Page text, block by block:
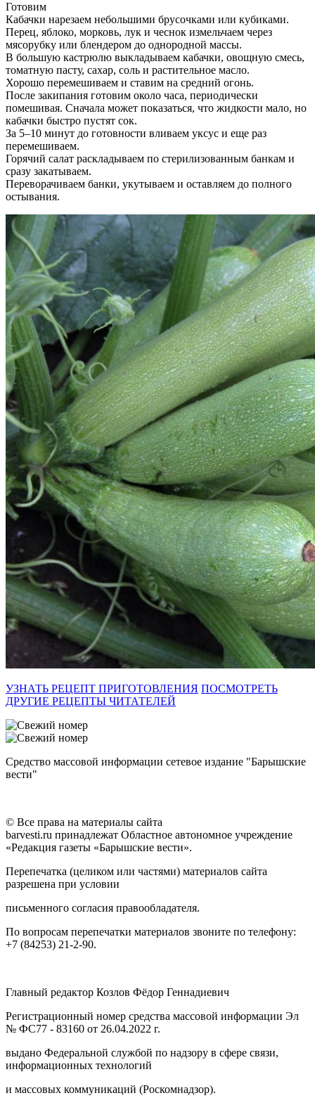
Готовим
Кабачки нарезаем небольшими брусочками или кубиками.
Перец, яблоко, морковь, лук и чеснок измельчаем через
мясорубку или блендером до однородной массы.
В большую кастрюлю выкладываем кабачки, овощную смесь,
томатную пасту, сахар, соль и растительное масло.
Хорошо перемешиваем и ставим на средний огонь.
После закипания готовим около часа, периодически
помешивая. Сначала может показаться, что жидкости мало, но
кабачки быстро пустят сок.
За 5–10 минут до готовности вливаем уксус и еще раз
перемешиваем.
Горячий салат раскладываем по стерилизованным банкам и
сразу закатываем.
Переворачиваем банки, укутываем и оставляем до полного
остывания.
УЗНАТЬ РЕЦЕПТ ПРИГОТОВЛЕНИЯ ПОСМОТРЕТЬ
ДРУГИЕ РЕЦЕПТЫ ЧИТАТЕЛЕЙ
Средство массовой информации сетевое издание "Барышские
вести"
© Все права на материалы сайта
barvesti.ru принадлежат Областное автономное учреждение
«Редакция газеты «Барышские вести».
Перепечатка (целиком или частями) материалов сайта
разрешена при условии
письменного согласия правообладателя.
По вопросам перепечатки материалов звоните по телефону:
+7 (84253) 21-2-90.
Главный редактор Козлов Фёдор Геннадиевич
Регистрационный номер средства массовой информации Эл
№ ФС77 - 83160 от 26.04.2022 г.
выдано Федеральной службой по надзору в сфере связи,
информационных технологий
и массовых коммуникаций (Роскомнадзор).